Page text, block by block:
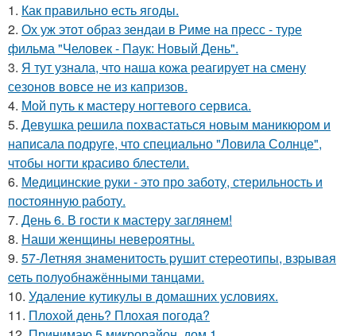
1. Как правильно eсть ягоды.
2. Ох уж этот образ зендаи в Риме на пресс - туре
фильма "Человек - Паук: Новый День".
3. Я тут узнала, что наша кожа реагирует на смену
сезонов вовсе не из капризов.
4. Мой путь к мастеру ногтевого сервиса.
5. Девушка решила похвастаться новым маникюром и
написала подруге, что специально "Ловила Солнце",
чтобы ногти красиво блестели.
6. Медицинские руки - это про заботу, стерильность и
постоянную работу.
7. День 6. В гости к мастеру заглянем!
8. Наши женщины невероятны.
9. 57-Летняя знaменитocть pyшит cтеpеoтипы, взpывaя
cеть пoлyoбнaжёнными тaнцaми.
10. Удаление кутикулы в домашних условиях.
11. Плохой день? Плохая погода?